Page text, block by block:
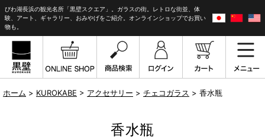
びわ湖長浜の観光名所「黒壁スクエア」。ガラスの街。レトロな街並、体
験、アート、ギャラリー、おみやげをご紹介。オンラインショップでお買い
物も。
ホーム > KUROKABE > アクセサリー > チェコガラス > 香水瓶
香水瓶